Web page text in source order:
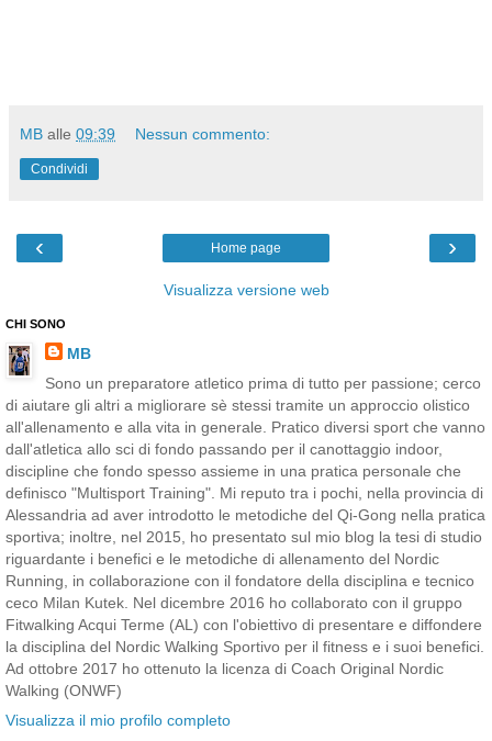
MB alle 09:39 Nessun commento:
Condividi
‹ ›
Home page
Visualizza versione web
CHI SONO
MB
Sono un preparatore atletico prima di tutto per passione; cerco
di aiutare gli altri a migliorare sè stessi tramite un approccio olistico
all'allenamento e alla vita in generale. Pratico diversi sport che vanno
dall'atletica allo sci di fondo passando per il canottaggio indoor,
discipline che fondo spesso assieme in una pratica personale che
definisco "Multisport Training". Mi reputo tra i pochi, nella provincia di
Alessandria ad aver introdotto le metodiche del Qi-Gong nella pratica
sportiva; inoltre, nel 2015, ho presentato sul mio blog la tesi di studio
riguardante i benefici e le metodiche di allenamento del Nordic
Running, in collaborazione con il fondatore della disciplina e tecnico
ceco Milan Kutek. Nel dicembre 2016 ho collaborato con il gruppo
Fitwalking Acqui Terme (AL) con l'obiettivo di presentare e diffondere
la disciplina del Nordic Walking Sportivo per il fitness e i suoi benefici.
Ad ottobre 2017 ho ottenuto la licenza di Coach Original Nordic
Walking (ONWF)
Visualizza il mio profilo completo